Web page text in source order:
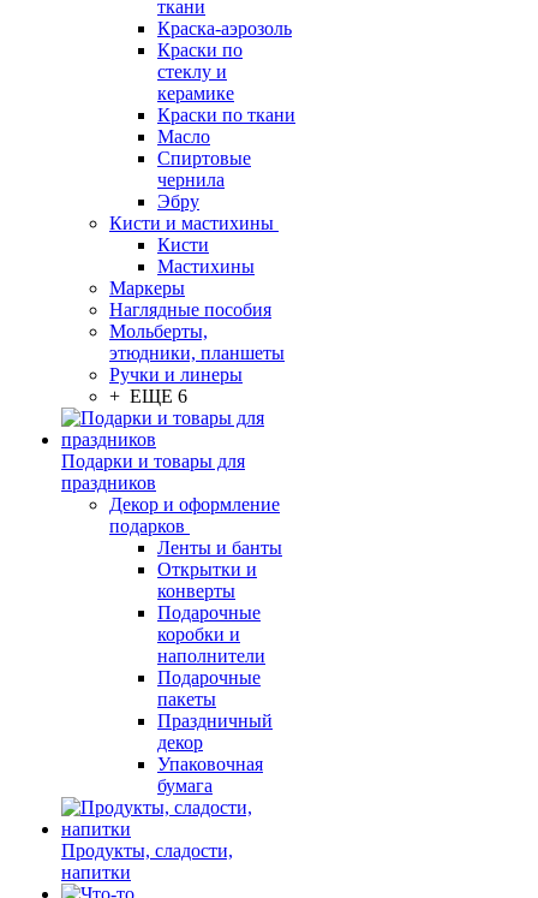
ткани
Краска-аэрозоль
Краски по
стеклу и
керамике
Краски по ткани
Масло
Спиртовые
чернила
Эбру
Кисти и мастихины
Кисти
Мастихины
Маркеры
Наглядные пособия
Мольберты,
этюдники, планшеты
Ручки и линеры
+ ЕЩЕ 6
Подарки и товары для
праздников
Декор и оформление
подарков
Ленты и банты
Открытки и
конверты
Подарочные
коробки и
наполнители
Подарочные
пакеты
Праздничный
декор
Упаковочная
бумага
Продукты, сладости,
напитки